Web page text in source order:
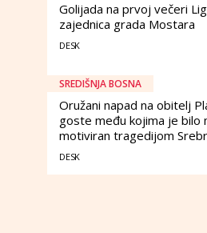
Golijada na prvoj večeri
zajednica grada Mostara
DESK
SREDIŠNJA BOSNA
Oružani napad na obitelj
goste među kojima je bilo
motiviran tragedijom
DESK